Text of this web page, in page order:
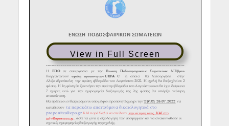
View in Full Screen